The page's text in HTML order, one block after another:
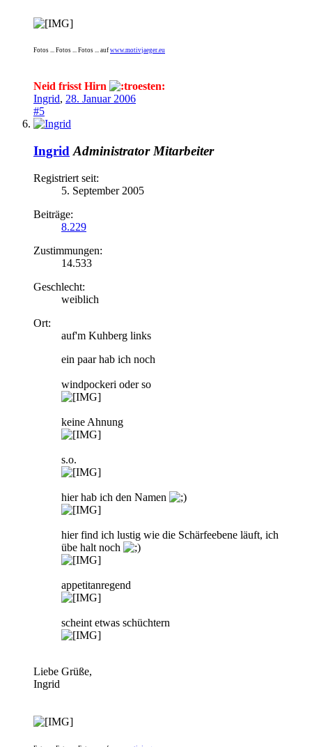
Fotos ... Fotos ... Fotos ... auf www.motivjaeger.eu
Neid frisst Hirn
Ingrid, 28. Januar 2006
#5
Ingrid Administrator Mitarbeiter
Registriert seit:
5. September 2005
Beiträge:
8.229
Zustimmungen:
14.533
Geschlecht:
weiblich
Ort:
auf'm Kuhberg links
ein paar hab ich noch
windpockeri oder so
keine Ahnung
s.o.
hier hab ich den Namen
hier find ich lustig wie die Schärfeebene läuft, ich
übe halt noch
appetitanregend
scheint etwas schüchtern
Liebe Grüße,
Ingrid